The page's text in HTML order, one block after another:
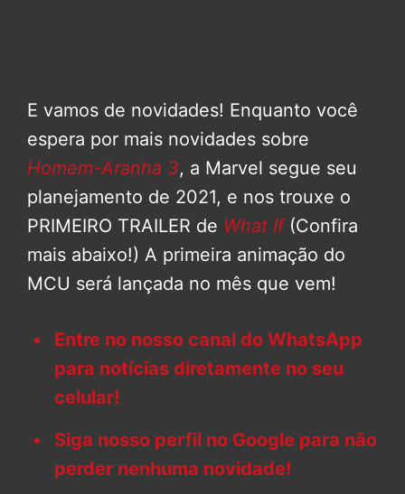
E vamos de novidades! Enquanto você
espera por mais novidades sobre
Homem-Aranha 3, a Marvel segue seu
planejamento de 2021, e nos trouxe o
PRIMEIRO TRAILER de What If(Confira
mais abaixo!) A primeira animação do
MCU será lançada no mês que vem!
Entre no nosso canal do WhatsApp
para notícias diretamente no seu
celular!
Siga nosso perfil no Google para não
perder nenhuma novidade!